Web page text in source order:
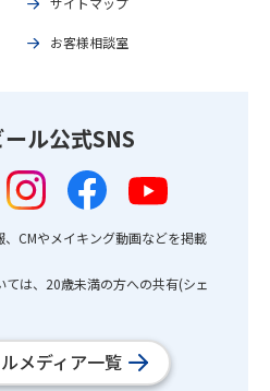
お客様相談室
ル公式SNS
CMやメイキング動画などを掲載
は、20歳未満の方への共有(シェ
メディア一覧